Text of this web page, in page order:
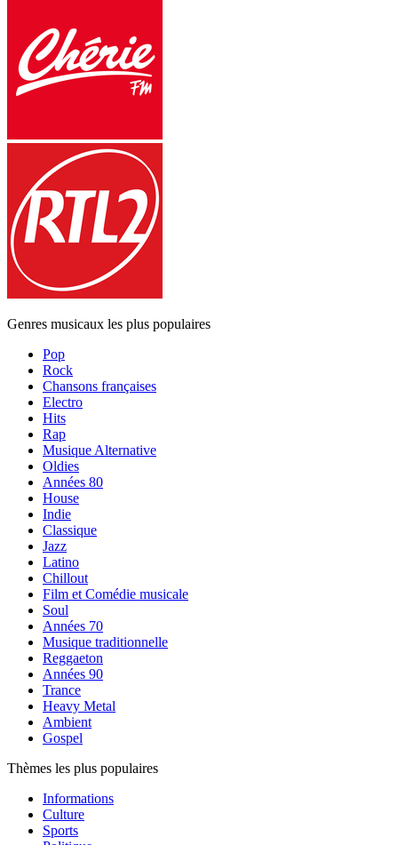
Genres musicaux les plus populaires
Pop
Rock
Chansons françaises
Electro
Hits
Rap
Musique Alternative
Oldies
Années 80
House
Indie
Classique
Jazz
Latino
Chillout
Film et Comédie musicale
Soul
Années 70
Musique traditionnelle
Reggaeton
Années 90
Trance
Heavy Metal
Ambient
Gospel
Thèmes les plus populaires
Informations
Culture
Sports